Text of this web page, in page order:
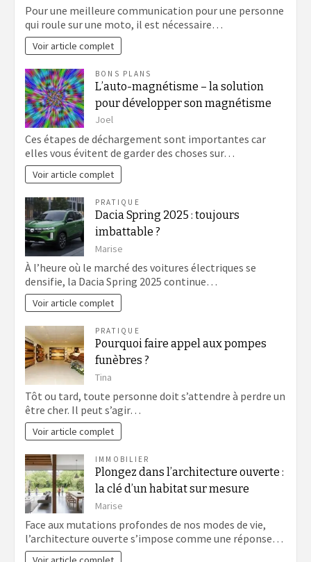
Pour une meilleure communication pour une personne
qui roule sur une moto, il est nécessaire…
Voir article complet
BONS PLANS
L’auto-magnétisme – la solution
pour développer son magnétisme
Joel
Ces étapes de déchargement sont importantes car
elles vous évitent de garder des choses sur…
Voir article complet
PRATIQUE
Dacia Spring 2025 : toujours
imbattable ?
Marise
À l’heure où le marché des voitures électriques se
densifie, la Dacia Spring 2025 continue…
Voir article complet
PRATIQUE
Pourquoi faire appel aux pompes
funèbres ?
Tina
Tôt ou tard, toute personne doit s’attendre à perdre un
être cher. Il peut s’agir…
Voir article complet
IMMOBILIER
Plongez dans l’architecture ouverte :
la clé d’un habitat sur mesure
Marise
Face aux mutations profondes de nos modes de vie,
l’architecture ouverte s’impose comme une réponse…